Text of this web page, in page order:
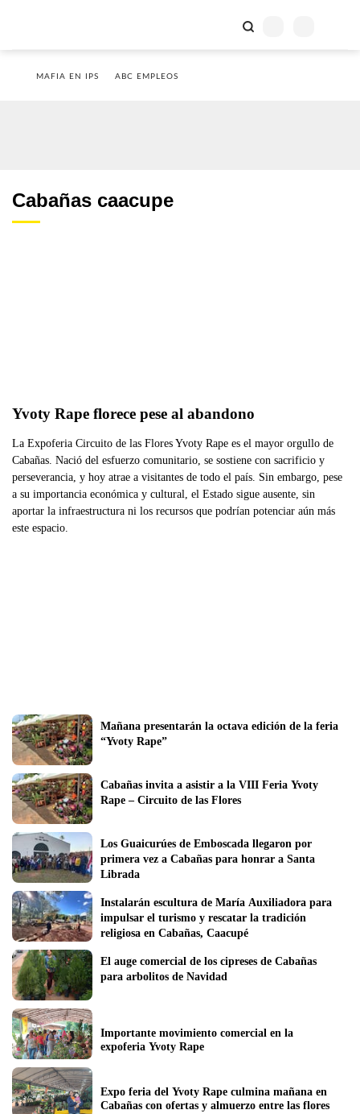
MAFIA EN IPS ABC EMPLEOS
Cabañas caacupe
Yvoty Rape florece pese al abandono
La Expoferia Circuito de las Flores Yvoty Rape es el mayor orgullo de
Cabañas. Nació del esfuerzo comunitario, se sostiene con sacrificio y
perseverancia, y hoy atrae a visitantes de todo el país. Sin embargo, pese
a su importancia económica y cultural, el Estado sigue ausente, sin
aportar la infraestructura ni los recursos que podrían potenciar aún más
este espacio.
Mañana presentarán la octava edición de la feria
“Yvoty Rape”
Cabañas invita a asistir a la VIII Feria Yvoty
Rape – Circuito de las Flores
Los Guaicurúes de Emboscada llegaron por
primera vez a Cabañas para honrar a Santa
Librada
Instalarán escultura de María Auxiliadora para
impulsar el turismo y rescatar la tradición
El auge comercial de los cipreses de Cabañas
para arbolitos de Navidad
Importante movimiento comercial en la
expoferia Yvoty Rape
Expo feria del Yvoty Rape culmina mañana en
Cabañas con ofertas y almuerzo entre las flores